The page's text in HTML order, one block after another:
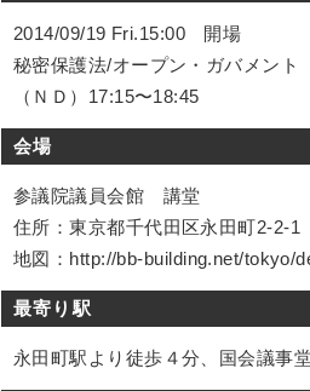
2014/09/19 Fri.15:00 開場
秘密保護法/オープン・ガバメント
（ＮＤ）17:15〜18:45
会場
参議院議員会館 講堂
住所：東京都千代田区永田町2-2-1
地図：http://bb-building.net/tokyo/
最寄り駅
永田町駅より徒歩４分、国会議事